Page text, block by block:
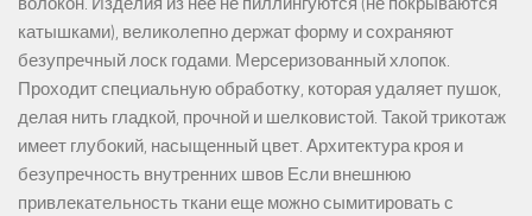
катышками), великолепно держат форму и сохраняют
безупречный лоск годами. Мерсеризованный хлопок.
Проходит специальную обработку, которая удаляет пушок,
делая нить гладкой, прочной и шелковистой. Такой трикотаж
имеет глубокий, насыщенный цвет. Архитектура кроя и
безупречность внутренних швов Если внешнюю
привлекательность ткани еще можно сымитировать с